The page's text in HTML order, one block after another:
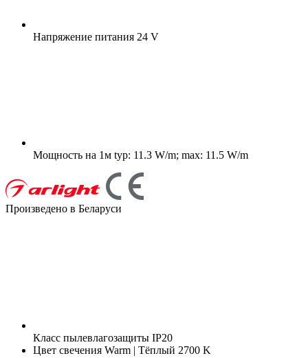
Напряжение питания 24 V
Мощность на 1м typ: 11.3 W/m; max: 11.5 W/m
Произведено в Беларуси
Класс пылевлагозащиты IP20
Цвет свечения Warm | Тёплый 2700 K